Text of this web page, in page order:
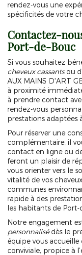
rendez-vous une
spécificités de votre
Contactez-
Port-de-Bouc
Si vous souhaitez
cheveux cassantsou
AUX MAINS D'ART
à proximité
à prendre contact
rendez-vous
prestations adaptées
Pour réserver une
complémentaire, il
contact en ligne ou
feront un plaisir de
vous orienter vers le
vitalité de vos
communes
rapide à des
les habitants de Port-
Notre engagement
personnalisédès le
équipe vous
conviviale, propice à